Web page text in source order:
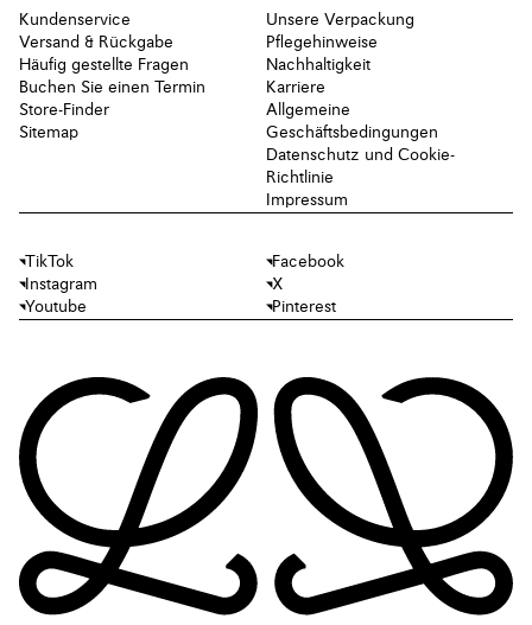
Kundenservice
Versand & Rückgabe
Häufig gestellte Fragen
Buchen Sie einen Termin
Store-Finder
Sitemap
Unsere Verpackung
Pflegehinweise
Nachhaltigkeit
Karriere
Allgemeine
Geschäftsbedingungen
Datenschutz und Cookie-
Richtlinie
Impressum
TikTok
Facebook
Instagram
X
Youtube
Pinterest